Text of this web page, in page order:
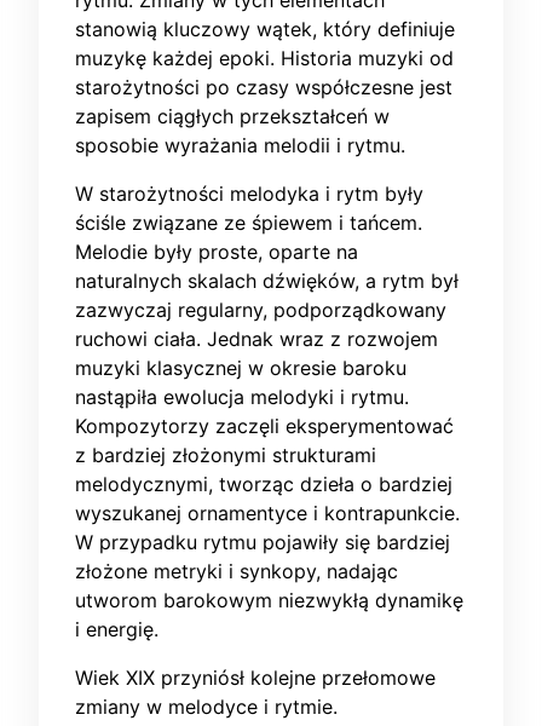
stanowią kluczowy wątek, który definiuje
muzykę każdej epoki. Historia muzyki od
starożytności po czasy współczesne jest
zapisem ciągłych przekształceń w
sposobie wyrażania melodii i rytmu.
W starożytności melodyka i rytm były
ściśle związane ze śpiewem i tańcem.
Melodie były proste, oparte na
naturalnych skalach dźwięków, a rytm był
zazwyczaj regularny, podporządkowany
ruchowi ciała. Jednak wraz z rozwojem
muzyki klasycznej w okresie baroku
nastąpiła ewolucja melodyki i rytmu.
Kompozytorzy zaczęli eksperymentować
z bardziej złożonymi strukturami
melodycznymi, tworząc dzieła o bardziej
wyszukanej ornamentyce i kontrapunkcie.
W przypadku rytmu pojawiły się bardziej
złożone metryki i synkopy, nadając
utworom barokowym niezwykłą dynamikę
i energię.
Wiek XIX przyniósł kolejne przełomowe
zmiany w melodyce i rytmie.